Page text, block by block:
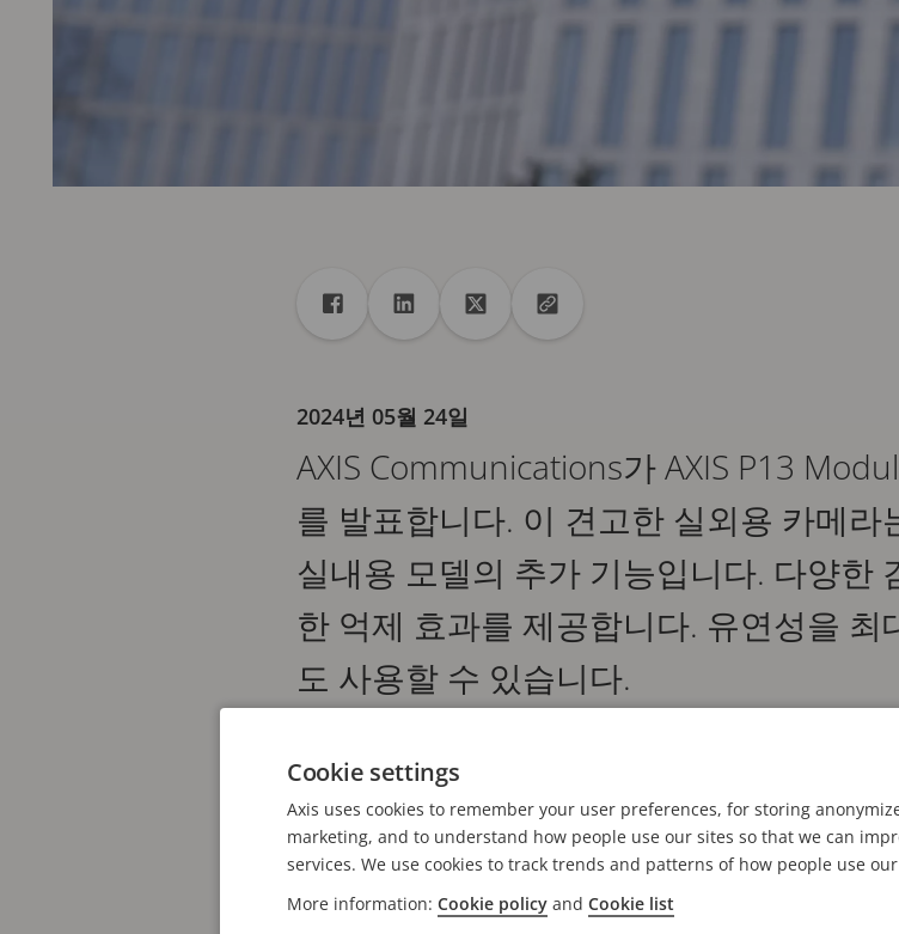
공유Facebook에게 공유
Linkedin에게 공유
X에게 공유클립보드에 url 복사
2024년 05월 24일
AXIS Communications가 AXIS P13
를 발표합니다. 이 견고한 실외용 카메라
실내용 모델의 추가 기능입니다. 다양한
한 억제 효과를 제공합니다. 유연성을 최
도 사용할 수 있습니다.
AXIS P13 박스 카메라는 까다로운 조명 조건에서도 우수한 이
2MP 해상도를, AXIS P1387-LE 및 AXIS P1388-LE는 각각
상황에 이상적인 이 카메라에는 교체식 렌즈 및 i-CS 지원이 포
운트 없이 제공되므로 사용자가 특정 요구 사항에 맞춘 카메라
가 있는데, 예를 들어 칠흑처럼 어두운 상황에서 비용 효율적인
Cookie settings
Axis uses cookies to remember your user preferences, for storing
marketing, and to understand how people use our sites so that we can
services. We use cookies to track trends and patterns of how people use
More information: Cookie policy and Cookie list